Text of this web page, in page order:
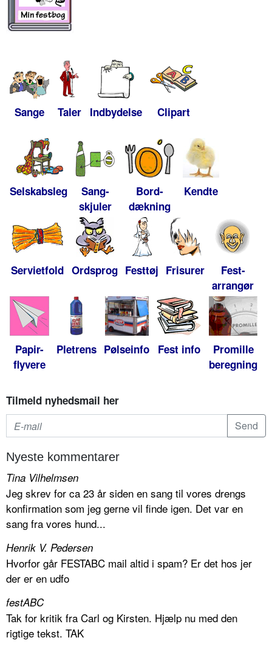
Sange Taler Indbydelse Clipart
Selskabsleg
Sang-
skjuler
Bord-
dækning
Kendte
Servietfold Ordsprog Festtøj Frisurer
Fest-
arrangør
Papir-
flyvere
Pletrens Pølseinfo Fest info
Promille
beregning
Tilmeld nyhedsmail her
Nyeste kommentarer
Tina Vilhelmsen
Jeg skrev for ca 23 år siden en sang til vores drengs
konfirmation som jeg gerne vil finde igen. Det var en
sang fra vores hund...
Henrik V. Pedersen
Hvorfor går FESTABC mail altid i spam? Er det hos jer
der er en udfo
festABC
Tak for kritik fra Carl og Kirsten. Hjælp nu med den
rigtige tekst. TAK